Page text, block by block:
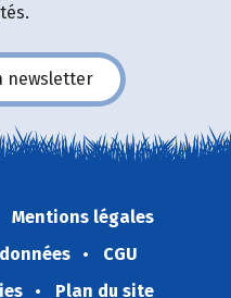
newsletter
Mentions légales
CGU
Plan du site